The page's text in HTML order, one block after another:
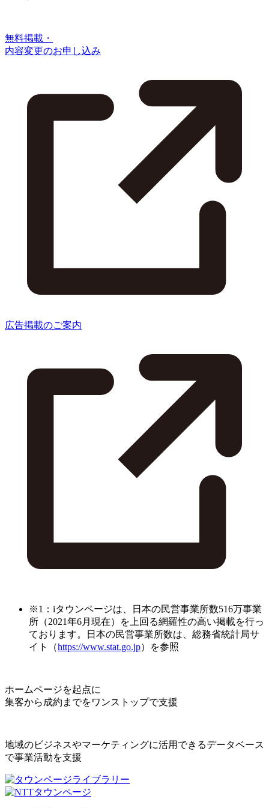
無料掲載・
内容変更のお申し込み
広告掲載のご案内
※1：iタウンページは、日本の民営事業所数516万事業
所（2021年6月現在）を上回る網羅性の高い掲載を行っ
ております。日本の民営事業所数は、総務省統計局サ
イト（https://www.stat.go.jp）を参照
ホームページを起点に
集客から成約までをワンストップで支援
地域のビジネスやマーケティングに活用できるデータベース
で事業活動を支援